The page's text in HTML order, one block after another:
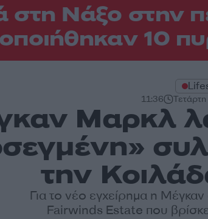
στη Νάξο στην
10
11:36
Μαρκλ
την
Για το νέο εγχείρημα η Μέγκαν
Fairwinds Estate που